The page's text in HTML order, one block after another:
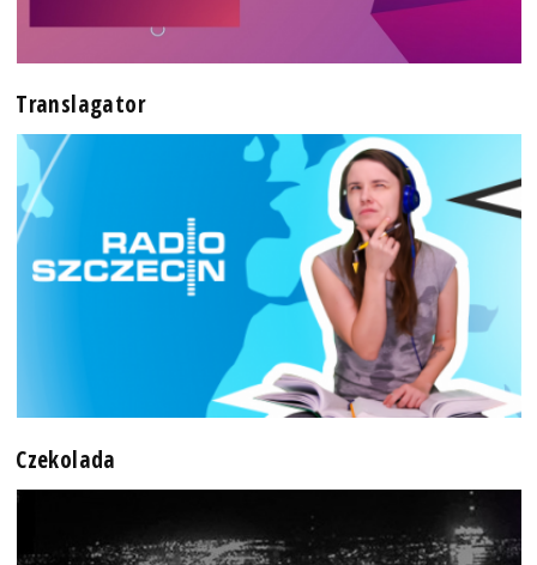
Translagator
Czekolada